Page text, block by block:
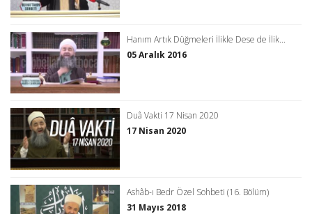
Hanım Artık Düğmeleri İlikle Dese de İlik...
05 Aralık 2016
Duâ Vakti 17 Nisan 2020
17 Nisan 2020
Ashâb-ı Bedr Özel Sohbeti (16. Bölüm)
31 Mayıs 2018